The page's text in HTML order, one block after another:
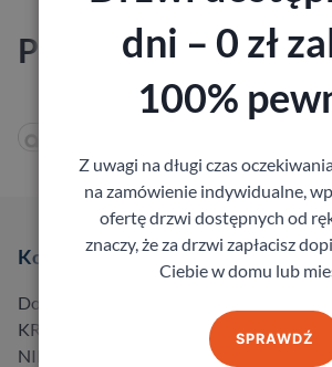
Producenci
Kontakt
Dobre Drzwi Bukowski Sp.k.
KRS 0000612853,
NIP 8961550119
dni – 0 zł
100%
Z uwagi na długi czas
na zamówienie indywidualne,
ofertę drzwi dostępnych od
znaczy, że za drzwi zapłacisz
Ciebie w domu lub
SPRAWDŹ